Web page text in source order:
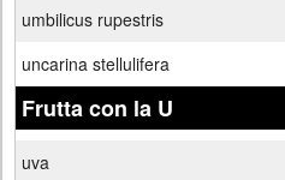
umbilicus rupestris
uncarina stellulifera
Frutta con la U
uva